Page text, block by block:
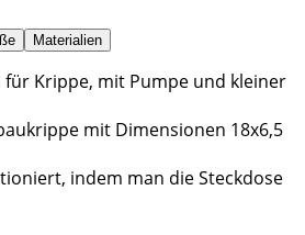
Materialien
für Krippe, mit Pumpe und kleiner
mit Dimensionen 18x6,5
indem man die Steckdose